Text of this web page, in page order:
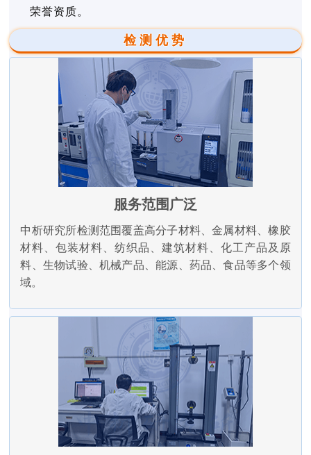
荣誉资质。
检测优势
服务范围广泛
中析研究所检测范围覆盖高分子材料、金属材料、橡胶
材料、包装材料、纺织品、建筑材料、化工产品及原
料、生物试验、机械产品、能源、药品、食品等多个领
域。